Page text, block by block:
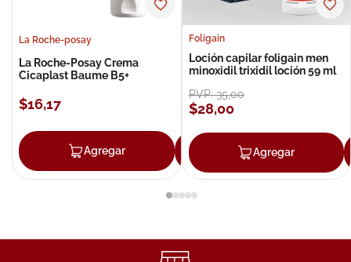
La Roche-posay
La Roche-Posay Crema
Cicaplast Baume B5+
$16,17
Agregar Agregar
Foligain
Loción capilar foligain men
minoxidil trixidil loción 59 ml
PVP:35,00
$28,00
Agregar